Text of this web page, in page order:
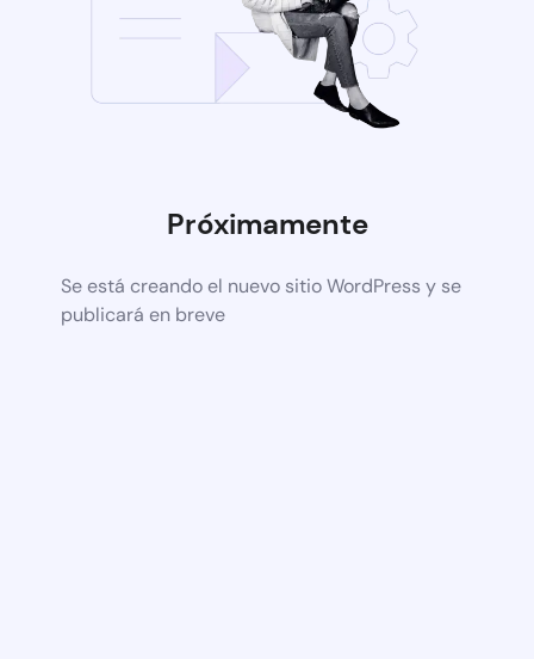
Próximamente
Se está creando el nuevo sitio WordPress y se
publicará en breve